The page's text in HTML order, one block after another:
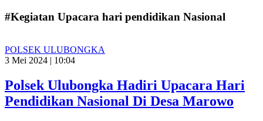
#Kegiatan Upacara hari pendidikan Nasional
POLSEK ULUBONGKA
3 Mei 2024 | 10:04
Polsek Ulubongka Hadiri Upacara Hari
Pendidikan Nasional Di Desa Marowo